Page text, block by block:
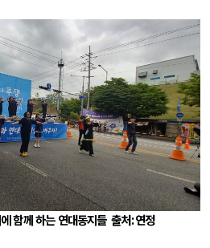
함께 하는 연대동지들 출처:연정